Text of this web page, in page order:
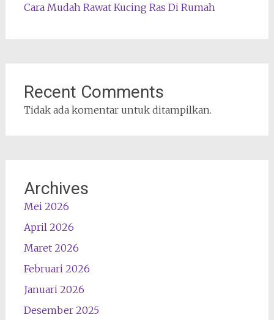
Cara Mudah Rawat Kucing Ras Di Rumah
Recent Comments
Tidak ada komentar untuk ditampilkan.
Archives
Mei 2026
April 2026
Maret 2026
Februari 2026
Januari 2026
Desember 2025